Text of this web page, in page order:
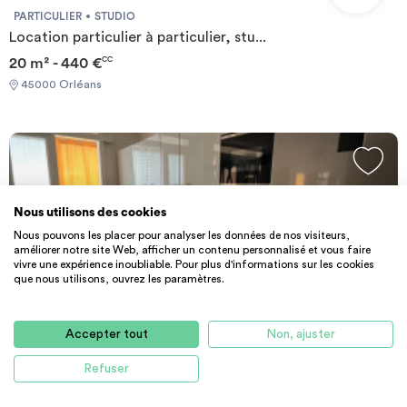
PARTICULIER STUDIO
Location particulier à particulier, stu...
20 m² - 440 €CC
45000 Orléans
Coloc neuve haut de gamme - Université ...
Nous utilisons des cookies
Nous pouvons les placer pour analyser les données de nos visiteurs,
améliorer notre site Web, afficher un contenu personnalisé et vous faire
vivre une expérience inoubliable. Pour plus d'informations sur les cookies
que nous utilisons, ouvrez les paramètres.
Accepter tout Non, ajuster
Refuser